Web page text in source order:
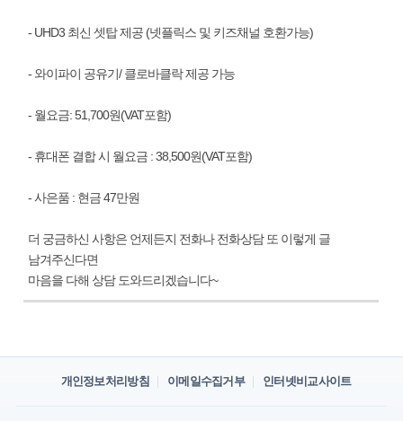
- UHD3 최신 셋탑 제공 (넷플릭스 및 키즈채널 호환가능)
- 와이파이 공유기/ 클로바클락 제공 가능
- 월요금: 51,700원(VAT포함)
- 휴대폰 결합 시 월요금 : 38,500원(VAT포함)
- 사은품 : 현금 47만원
더 궁금하신 사항은 언제든지 전화나 전화상담 또 이렇게 글
남겨주신다면
마음을 다해 상담 도와드리겠습니다~
개인정보처리방침 이메일수집거부 인터넷비교사이트